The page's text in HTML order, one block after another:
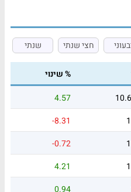
חצי שנתי שנתי
% שינוי
4.57
-8.31
-0.72
4.21
0.94